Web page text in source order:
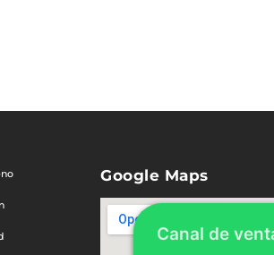
Google Maps
Canal de